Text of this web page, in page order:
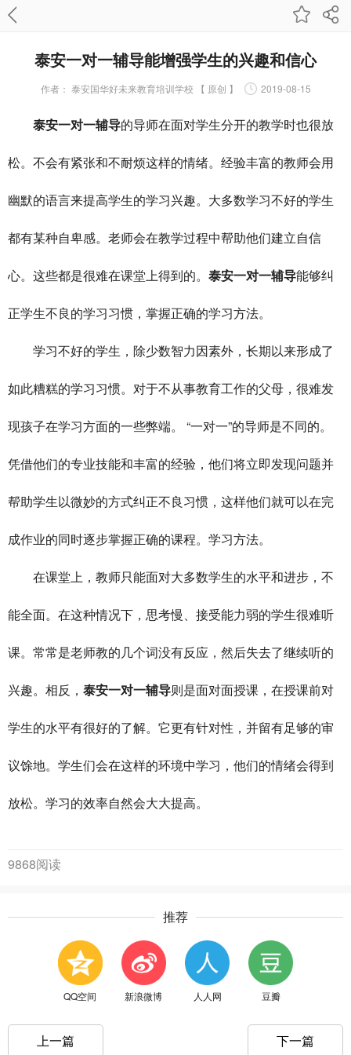
泰安一对一辅导能增强学生的兴趣和信心
作者： 泰安国华好未来教育培训学校 【 原创 】 2019-08-15
泰安一对一辅导的导师在面对学生分开的教学时也很放
松。不会有紧张和不耐烦这样的情绪。经验丰富的教师会用
幽默的语言来提高学生的学习兴趣。大多数学习不好的学生
都有某种自卑感。老师会在教学过程中帮助他们建立自信
心。这些都是很难在课堂上得到的。 泰安一对一辅导能够纠
正学生不良的学习习惯，掌握正确的学习方法。
学习不好的学生，除少数智力因素外，长期以来形成了
如此糟糕的学习习惯。对于不从事教育工作的父母，很难发
现孩子在学习方面的一些弊端。 “一对一”的导师是不同的。
凭借他们的专业技能和丰富的经验，他们将立即发现问题并
帮助学生以微妙的方式纠正不良习惯，这样他们就可以在完
成作业的同时逐步掌握正确的课程。学习方法。
在课堂上，教师只能面对大多数学生的水平和进步，不
能全面。在这种情况下，思考慢、接受能力弱的学生很难听
课。常常是老师教的几个词没有反应，然后失去了继续听的
兴趣。相反， 泰安一对一辅导则是面对面授课，在授课前对
学生的水平有很好的了解。它更有针对性，并留有足够的审
议馀地。学生们会在这样的环境中学习，他们的情绪会得到
放松。学习的效率自然会大大提高。
9868阅读
推荐
QQ空间 新浪微博 人人网 豆瓣
上一篇 下一篇